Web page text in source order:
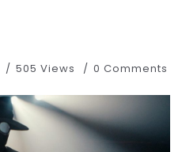
505 Views 0 Comments